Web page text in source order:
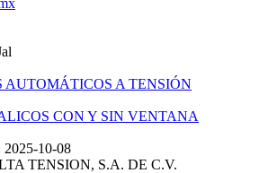
AUTOMÁTICOS A TENSIÓN
CON Y SIN VENTANA
2025-10-08
TENSION, S.A. DE C.V.